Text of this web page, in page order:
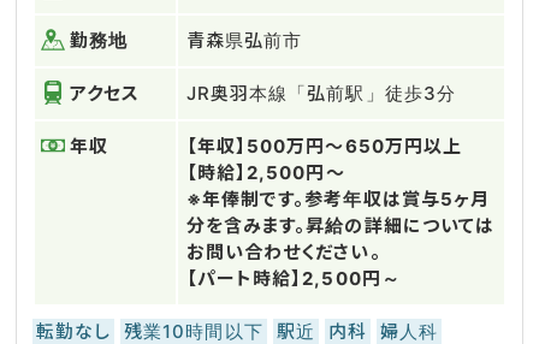
勤務地 青森県弘前市
アクセス JR奥羽本線「弘前駅」徒歩3分
年収
【年収】500万円～650万円以上
【時給】2,500円～
※年俸制です。参考年収は賞与5ヶ月
分を含みます。昇給の詳細については
お問い合わせください。
【パート時給】2,500円～
転勤なし 残業10時間以下 駅近 内科
婦人科